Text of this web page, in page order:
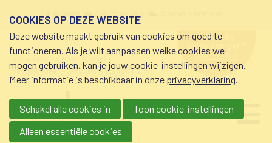
schuldhulp • sociaal krediet •
budgetbeheer • beschermingsbewind
hulp nodig
bij geldzorgen?
0800-8115.nl
Main navigation
COOKIES OP DEZE WEBSITE
Deze website maakt gebruik van cookies om goed te
functioneren. Als je wilt aanpassen welke cookies we
mogen gebruiken, kan je jouw cookie-instellingen wijzigen.
Meer informatie is beschikbaar in onze privacyverklaring.
Schakel alle cookies in
Toon cookie-instellingen
Alleen essentiële cookies